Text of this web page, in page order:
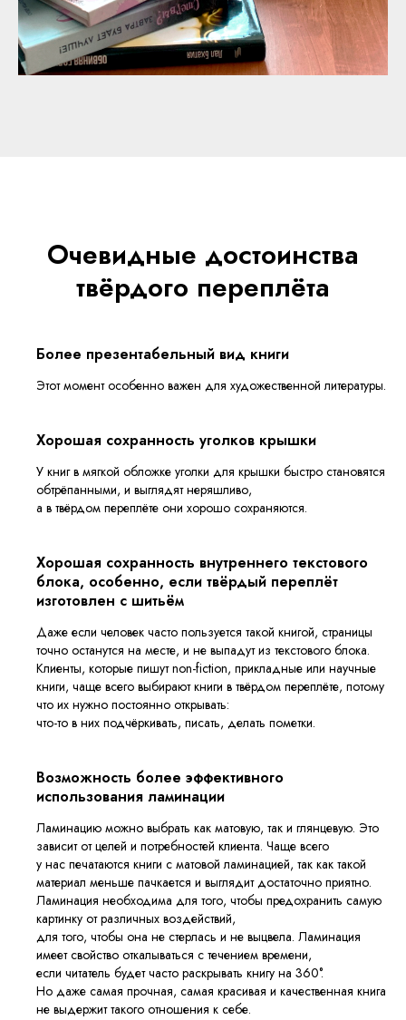
Очевидные достоинства
твёрдого переплёта
Более презентабельный вид книги
Этот момент особенно важен для художественной литературы.
Хорошая сохранность уголков крышки
У книг в мягкой обложке уголки для крышки быстро становятся
обтрёпанными, и выглядят неряшливо,
а в твёрдом переплёте они хорошо сохраняются.
Хорошая сохранность внутреннего текстового
блока, особенно, если твёрдый переплёт
изготовлен с шитьём
Даже если человек часто пользуется такой книгой, страницы
точно останутся на месте, и не выпадут из текстового блока.
Клиенты, которые пишут non-fiction, прикладные или научные
книги, чаще всего выбирают книги в твёрдом переплёте, потому
что их нужно постоянно открывать:
что-то в них подчёркивать, писать, делать пометки.
Возможность более эффективного
использования ламинации
Ламинацию можно выбрать как матовую, так и глянцевую. Это
зависит от целей и потребностей клиента. Чаще всего
у нас печатаются книги с матовой ламинацией, так как такой
материал меньше пачкается и выглядит достаточно приятно.
Ламинация необходима для того, чтобы предохранить самую
картинку от различных воздействий,
для того, чтобы она не стерлась и не выцвела. Ламинация
имеет свойство откалываться с течением времени,
если читатель будет часто раскрывать книгу на 360°.
Но даже самая прочная, самая красивая и качественная книга
не выдержит такого отношения к себе.